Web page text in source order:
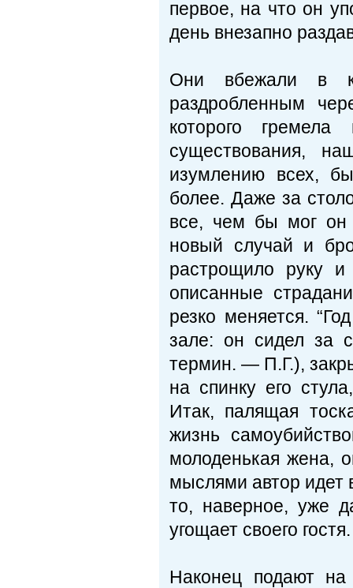
первое, на что он
день внезапно
Они вбежали в
раздробленным
которого
существования,
изумлению всех,
более. Даже за
все, чем бы мог он
новый случай и
растрощило руку
описанные
резко меняется.
зале: он сидел за
термин. — П.Г.),
на спинку его
Итак, палящая
жизнь
молоденькая жена,
мыслями автор идет
то, наверное, уже
угощает своего гостя.
Наконец подают